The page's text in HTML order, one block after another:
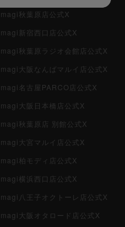
magi秋葉原店公式X
magi新宿西口店公式X
magi秋葉原ラジオ会館店公式X
magi大阪なんばマルイ店公式X
magi名古屋PARCO店公式X
magi大阪日本橋店公式X
magi秋葉原店 別館公式X
magi大宮マルイ店公式X
magi柏モディ店公式X
magi横浜西口店公式X
magi八王子オクトーレ店公式X
magi大阪オタロード店公式X